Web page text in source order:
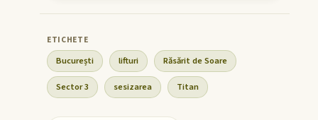
București lifturi Răsărit de Soare
Sector 3 sesizarea Titan